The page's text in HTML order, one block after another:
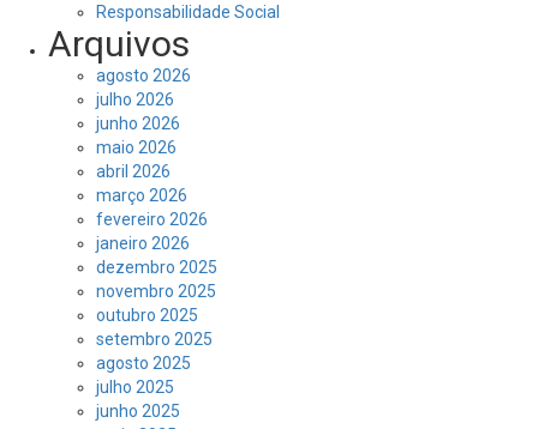
Responsabilidade Social
Arquivos
agosto 2026
julho 2026
junho 2026
maio 2026
abril 2026
março 2026
fevereiro 2026
janeiro 2026
dezembro 2025
novembro 2025
outubro 2025
setembro 2025
agosto 2025
julho 2025
junho 2025